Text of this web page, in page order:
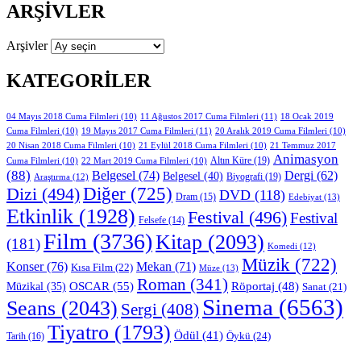
ARŞIVLER
Arşivler
KATEGORILER
04 Mayıs 2018 Cuma Filmleri (10) 11 Ağustos 2017 Cuma Filmleri (11) 18 Ocak 2019
Cuma Filmleri (10) 19 Mayıs 2017 Cuma Filmleri (11) 20 Aralık 2019 Cuma Filmleri (10)
20 Nisan 2018 Cuma Filmleri (10) 21 Eylül 2018 Cuma Filmleri (10) 21 Temmuz 2017
Cuma Filmleri (10) 22 Mart 2019 Cuma Filmleri (10) Altın Küre (19) Animasyon
(88) Araştırma (12) Belgesel (74) Belgesel (40) Biyografi (19) Dergi (62)
Dizi (494)Diğer (725) Dram (15) DVD (118) Edebiyat (13)
Etkinlik (1928) Felsefe (14) Festival (496)Festival
(181)Film (3736)Kitap (2093) Komedi (12)
Konser(76) Kısa Film (22) Mekan (71) Müze (13) Müzik (722)
Müzikal (35) OSCAR (55) Roman (341) Röportaj (48) Sanat (21)
Seans (2043) Sergi (408) Sinema (6563)
Tarih (16) Tiyatro (1793) Ödül (41) Öykü (24)